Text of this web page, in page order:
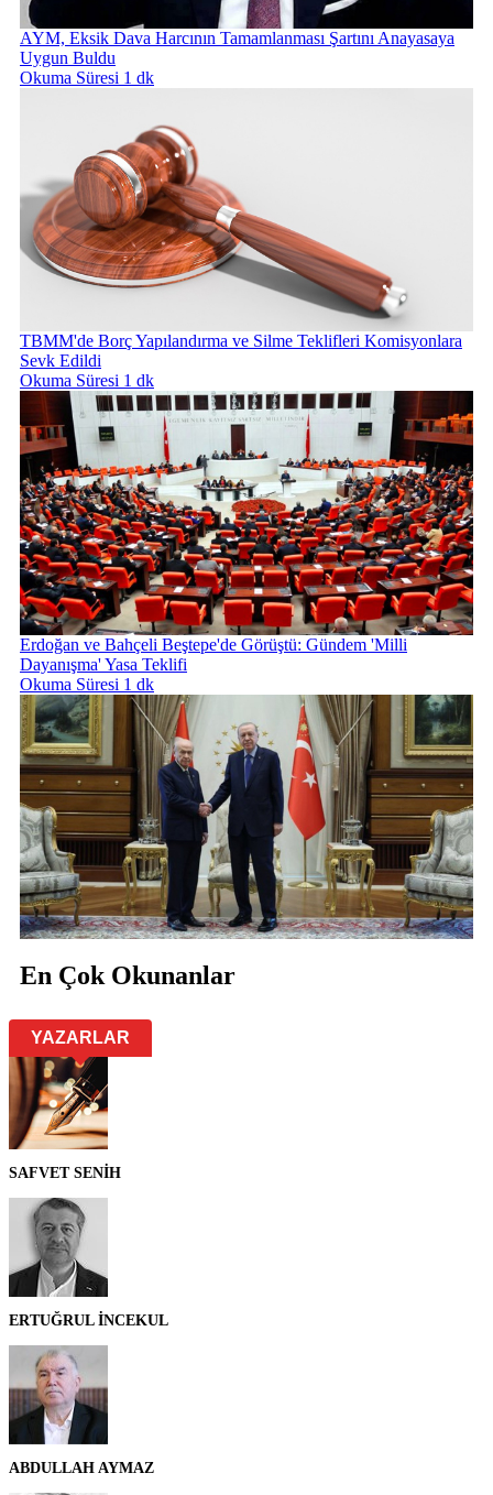
AYM, Eksik Dava Harcının Tamamlanması Şartını Anayasaya
Uygun Buldu
Okuma Süresi 1 dk
TBMM'de Borç Yapılandırma ve Silme Teklifleri Komisyonlara
Sevk Edildi
Okuma Süresi 1 dk
Erdoğan ve Bahçeli Beştepe'de Görüştü: Gündem 'Milli
Dayanışma' Yasa Teklifi
Okuma Süresi 1 dk
En Çok Okunanlar
YAZARLAR
SAFVET SENİH
ERTUĞRUL İNCEKUL
ABDULLAH AYMAZ